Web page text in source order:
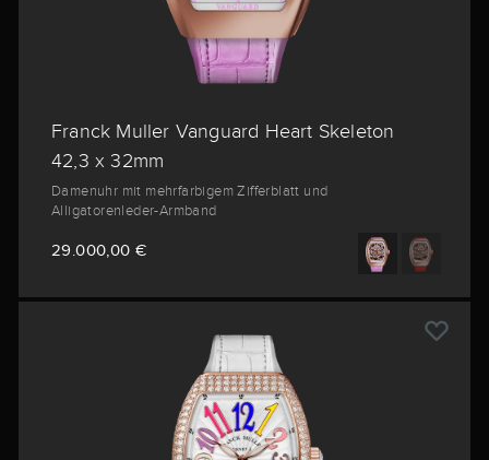
Franck Muller Vanguard Heart Skeleton
42,3 x 32mm
Damenuhr mit mehrfarbigem Zifferblatt und
Alligatorenleder-Armband
29.000,00 €